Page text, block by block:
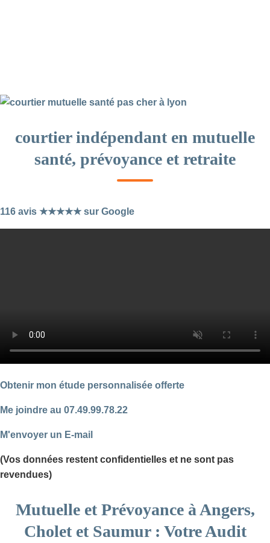
courtier indépendant en mutuelle
santé, prévoyance et retraite
116 avis ★★★★★ sur Google
Obtenir mon étude personnalisée offerte
Me joindre au 07.49.99.78.22
M'envoyer un E-mail
(Vos données restent confidentielles et ne sont pas
revendues)
Mutuelle et Prévoyance à Angers,
Cholet et Saumur : Votre Audit